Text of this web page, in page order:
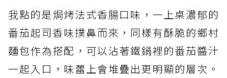
我點的是焗烤法式香腸口味，一上桌濃郁的
番茄起司香味撲鼻而來，同樣有酥脆的鄉村
麵包作為搭配，可以沾著鐵鍋裡的番茄醬汁
一起入口，味蕾上會堆疊出更明顯的層次。